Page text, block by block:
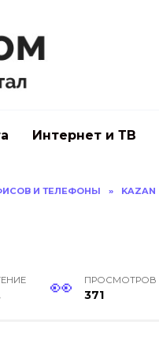
Интернет и ТВ
И ТЕЛЕФОНЫ » KAZAN
ПРОСМОТРОВ
371